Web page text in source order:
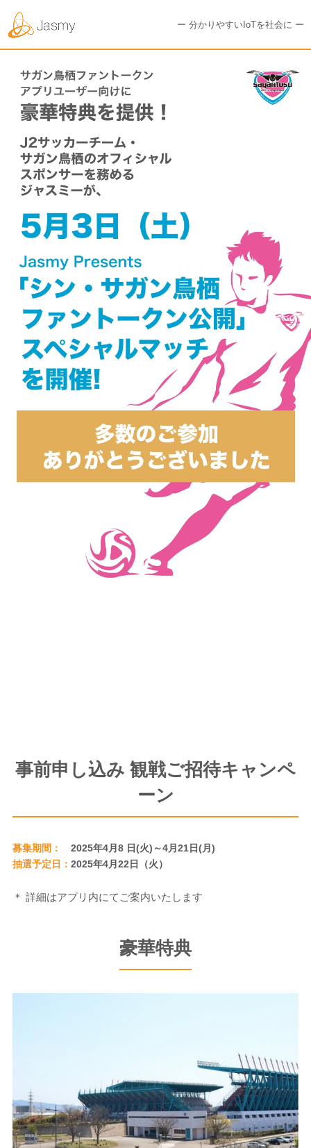
ー 分かりやすいIoTを社会に ー
事前申し込み 観戦ご招待キャンペ
ーン
募集期間：
2025年4月8 日(火)～4月21日(月)
抽選予定日： 2025年4月22日（火）
＊ 詳細はアプリ内にてご案内いたします
豪華特典